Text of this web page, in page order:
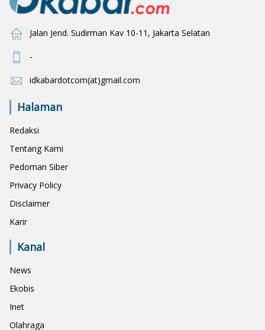
Jalan Jend. Sudirman Kav 10-11, Jakarta Selatan
-
idkabardotcom(at)gmail.com
Halaman
Redaksi
Tentang Kami
Pedoman Siber
Privacy Policy
Disclaimer
Karir
Kanal
News
Ekobis
Inet
Olahraga